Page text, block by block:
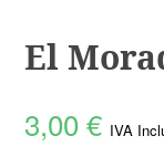
El
3,00€ IVA